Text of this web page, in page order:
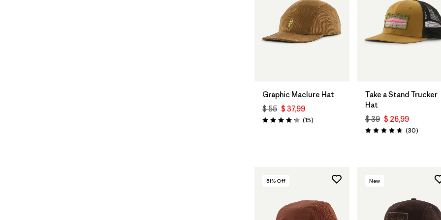
Graphic Maclure Hat
$ 55 $ 37,99
Valoración: 4.1 / 5
(15Comentarios
)
Take a Stand Trucker
Hat
$ 39 $ 26,99
Valoración: 4.6 / 5
(30)
51% Off New